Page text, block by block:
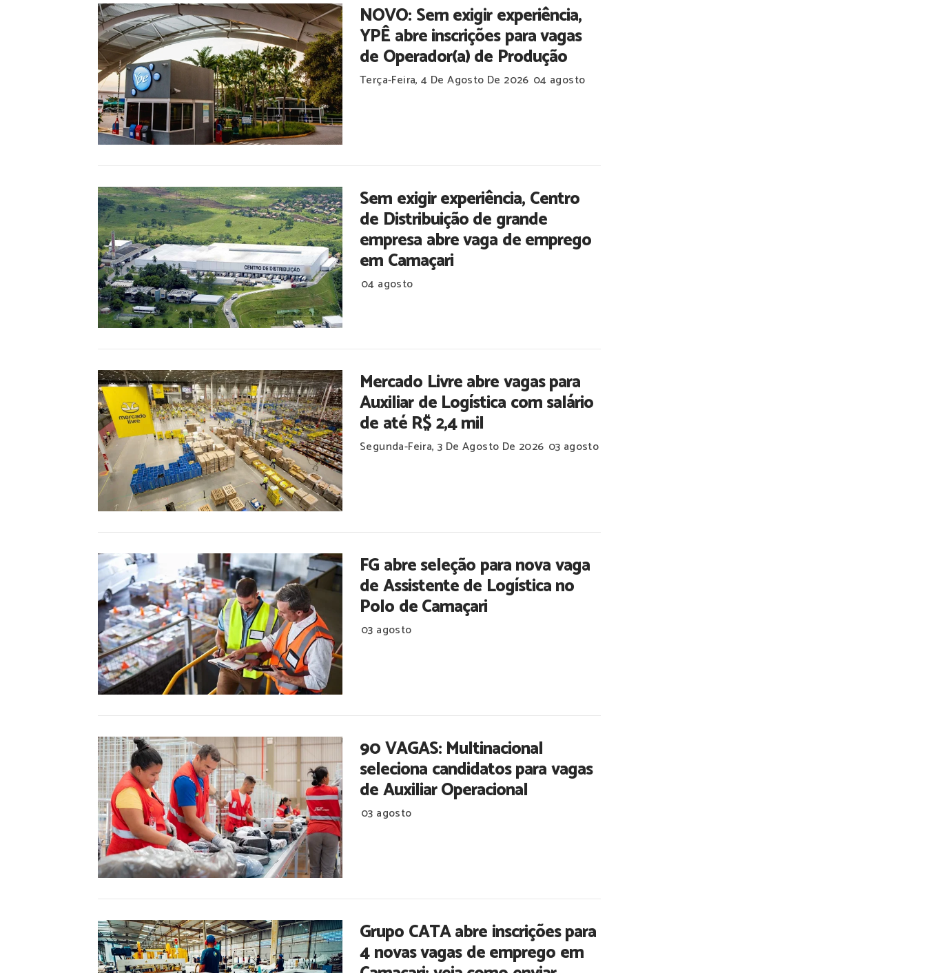
NOVO: Sem exigir experiência,
YPÊ abre inscrições para vagas
de Operador(a) de Produção
Terça-Feira, 4 De Agosto De 2026 04 agosto
Sem exigir experiência, Centro
de Distribuição de grande
empresa abre vaga de emprego
em Camaçari
04 agosto
Mercado Livre abre vagas para
Auxiliar de Logística com salário
de até R$ 2,4 mil
Segunda-Feira, 3 De Agosto De 2026 03 agosto
FG abre seleção para nova vaga
de Assistente de Logística no
Polo de Camaçari
03 agosto
90 VAGAS: Multinacional
seleciona candidatos para vagas
de Auxiliar Operacional
03 agosto
Grupo CATA abre inscrições para
4 novas vagas de emprego em